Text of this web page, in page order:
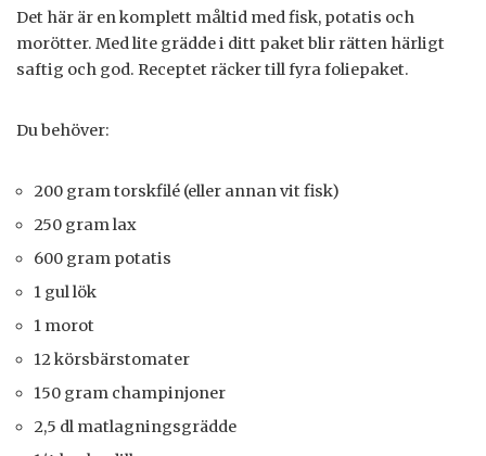
Det här är en komplett måltid med fisk, potatis och
morötter. Med lite grädde i ditt paket blir rätten härligt
saftig och god. Receptet räcker till fyra foliepaket.
Du behöver:
200 gram torskfilé (eller annan vit fisk)
250 gram lax
600 gram potatis
1 gul lök
1 morot
12 körsbärstomater
150 gram champinjoner
2,5 dl matlagningsgrädde